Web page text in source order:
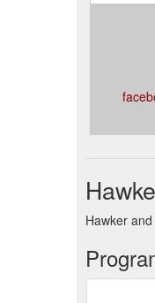
Hawker